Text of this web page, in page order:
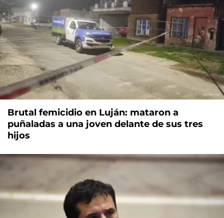
Brutal femicidio en Luján: mataron a
puñaladas a una joven delante de sus tres
hijos